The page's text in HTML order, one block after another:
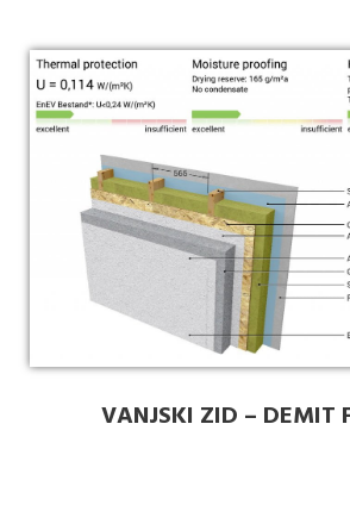
VANJSKI ZID – DEMIT